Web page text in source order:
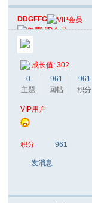
DDGFFG
成长值: 302
0
主题
961
回帖
961
积分
VIP用户
积分 961
发消息